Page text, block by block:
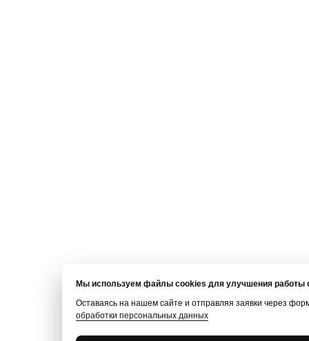
Мы используем файлы cookies для улучшения работы
Оставаясь на нашем сайте и отправляя заявки через
обработки персональных данных